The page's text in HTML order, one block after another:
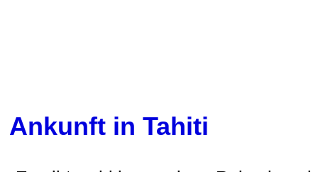
Ankunft in Tahiti